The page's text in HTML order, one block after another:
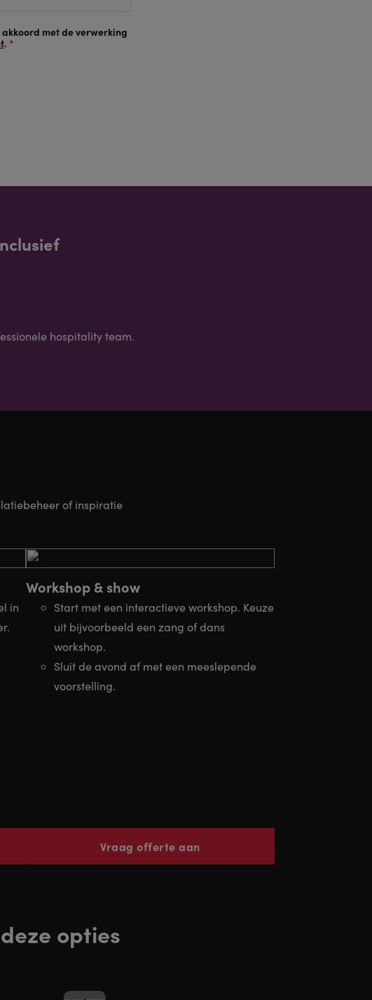
met de verwerking
. *
hospitality team.
of inspiratie
in
Workshop & show
Start met een interactieve workshop. Keuze
uit bijvoorbeeld een zang of dans
workshop.
Sluit de avond af met een meeslepende
voorstelling.
Vraag offerte aan
opties